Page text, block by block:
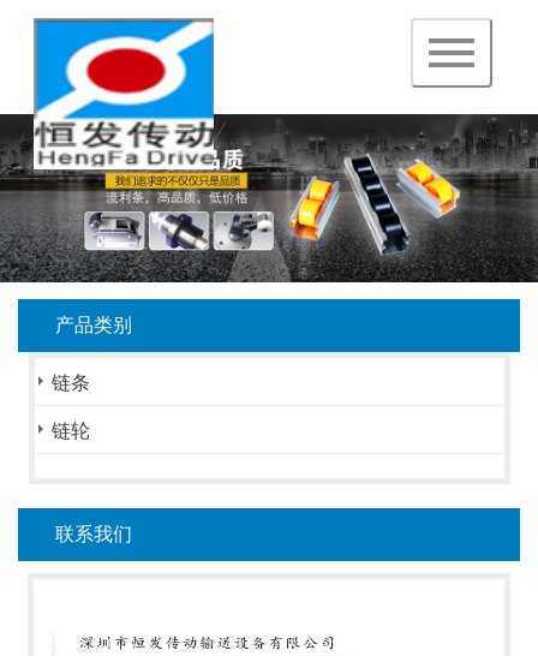
navigation
产品类别
链条
链轮
联系我们